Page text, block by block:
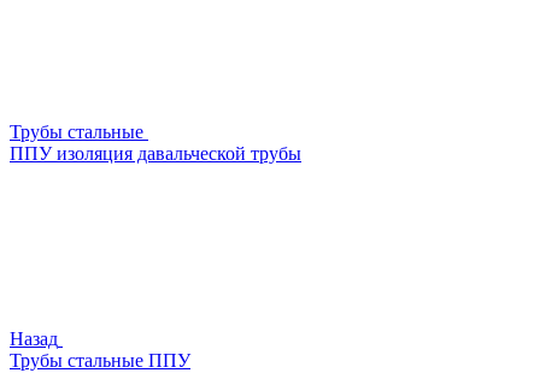
Трубы стальные
ППУ изоляция давальческой трубы
Назад
Трубы стальные ППУ